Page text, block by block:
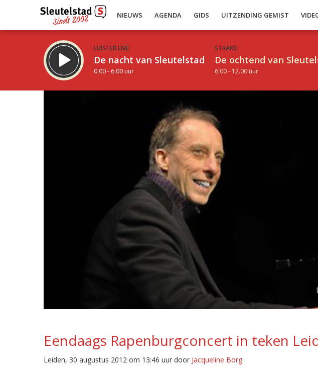
NIEUWS AGENDA GIDS UITZENDING GEMIST
LUISTER LIVE:
De nacht van Sleutelstad
0.00 - 6.00 uur
STRAKS:
De ochtend van
6.00 - 12.00 uur
Eendaags Rapenburgconcert in teken
Leiden, 30 augustus 2012 om 13:46 uur door Jacqueline Borg